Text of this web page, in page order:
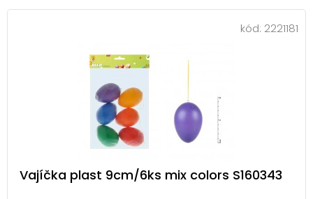
kód: 2221181
Vajíčka plast 9cm/6ks mix colors S160343